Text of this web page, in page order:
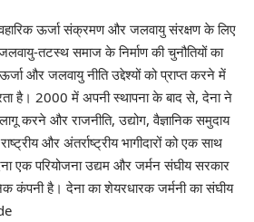
ऊर्जा संक्रमण और जलवायु संरक्षण के लिए
तटस्थ समाज के निर्माण की चुनौतियों का
और जलवायु नीति उद्देश्यों को प्राप्त करने में
है। 2000 में अपनी स्थापना के बाद से, देना ने
करने और राजनीति, उद्योग, वैज्ञानिक समुदाय
और अंतर्राष्ट्रीय भागीदारों को एक साथ
एक परियोजना उद्यम और जर्मन संघीय सरकार
कंपनी है। देना का शेयरधारक जर्मनी का संघीय